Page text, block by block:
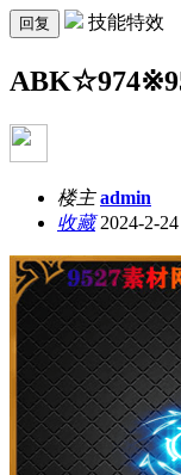
回复 技能特效
楼主 admin
收藏2024-2-24